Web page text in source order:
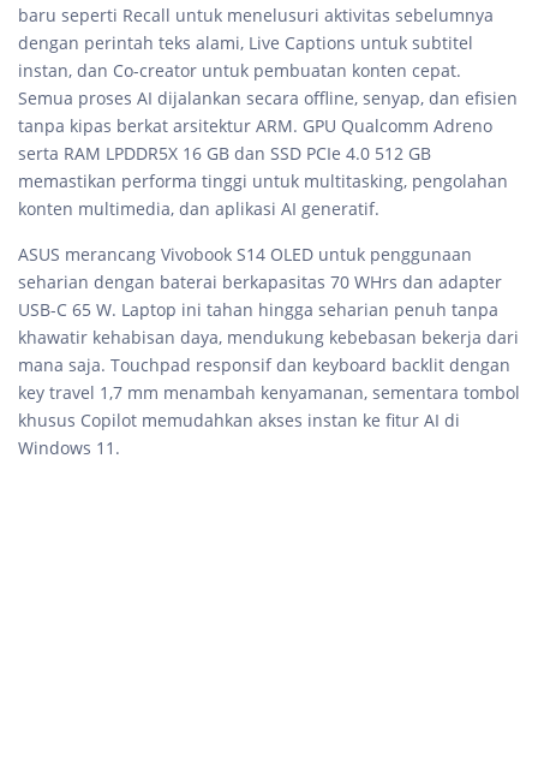
baru seperti Recall untuk menelusuri aktivitas sebelumnya
dengan perintah teks alami, Live Captions untuk subtitel
instan, dan Co-creator untuk pembuatan konten cepat.
Semua proses AI dijalankan secara offline, senyap, dan efisien
tanpa kipas berkat arsitektur ARM. GPU Qualcomm Adreno
serta RAM LPDDR5X 16 GB dan SSD PCIe 4.0 512 GB
memastikan performa tinggi untuk multitasking, pengolahan
konten multimedia, dan aplikasi AI generatif.
ASUS merancang Vivobook S14 OLED untuk penggunaan
seharian dengan baterai berkapasitas 70 WHrs dan adapter
USB-C 65 W. Laptop ini tahan hingga seharian penuh tanpa
khawatir kehabisan daya, mendukung kebebasan bekerja dari
mana saja. Touchpad responsif dan keyboard backlit dengan
key travel 1,7 mm menambah kenyamanan, sementara tombol
khusus Copilot memudahkan akses instan ke fitur AI di
Windows 11.